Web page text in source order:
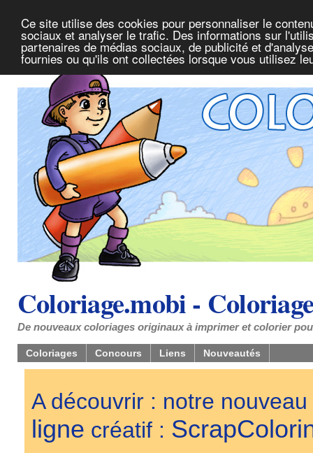
Ce site utilise des cookies pour personnaliser le
sociaux et analyser le trafic. Des informations sur
partenaires de médias sociaux, de publicité et
fournies ou qu'ils ont collectées lorsque vous utilisez
Coloriage.mobi -
De nouveaux coloriages originaux à imprimer et colorier
Coloriages Concours Liens Nouveautés
A découvrir : notre
ligne créatif :